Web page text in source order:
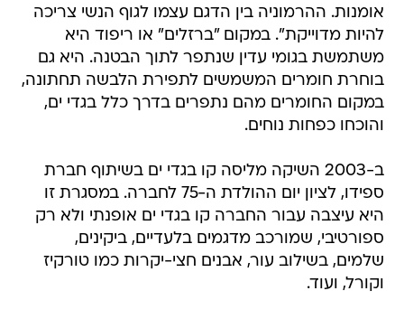
אומנות. ההרמוניה בין הדגם עצמו לגוף הנשי צריכה
להיות מדוייקת". במקום "ברזלים" או ריפוד היא
משתמשת בגומי עדין שנתפר לתוך הבטנה. היא גם
בוחרת חומרים המשמשים לתפירת הלבשה תחתונה,
במקום החומרים מהם נתפרים בדרך כלל בגדי ים,
והוכחו כפחות נוחים.
ב-2003 השיקה מליסה קו בגדי ים בשיתוף חברת
ספידו, לציון יום ההולדת ה-75 לחברה. במסגרת זו
היא עיצבה עבור החברה קו בגדי ים אופנתי ולא רק
ספורטיבי, שמורכב מדגמים בלעדיים, ביקינים,
שלמים, בשילוב עור, אבנים חצי-יקרות כמו טורקיז
וקורל, ועוד.